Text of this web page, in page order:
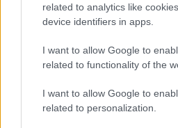
related to analytics like
device identifiers in apps.
I want to allow Google to
related to functionality of the
I want to allow Google to
related to personalization.
Solitudine e salute: 870.000
l’isolamento sociale
Amicizia e longevità: come le
migliorano la qualità della vita
Dipendenza affettiva: come
confini sani in coppia